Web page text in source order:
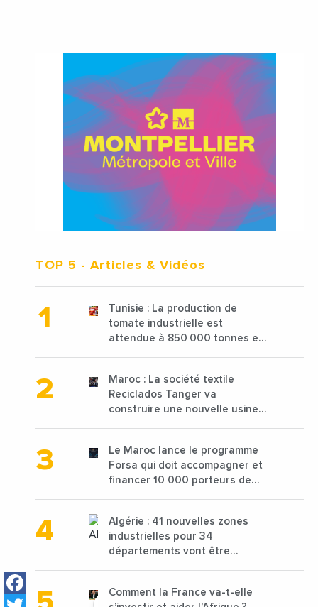
Facebook
TOP 5 - Articles & Vidéos
Tunisie : La production de
tomate industrielle est
attendue à 850 000 tonnes en
Maroc : La société textile
Reciclados Tanger va
construire une nouvelle usine
Le Maroc lance le programme
Forsa qui doit accompagner et
financer 10 000 porteurs de
Algérie : 41 nouvelles zones
industrielles pour 34
départements vont être
Comment la France va-t-elle